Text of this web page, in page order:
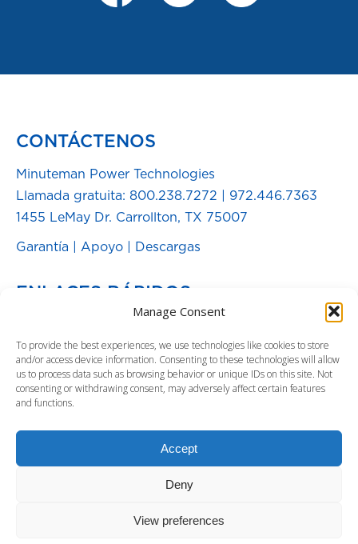
Manage Consent
To provide the best experiences, we use technologies like cookies to store
and/or access device information. Consenting to these technologies will allow
us to process data such as browsing behavior or unique IDs on this site. Not
consenting or withdrawing consent, may adversely affect certain features
and functions.
Accept
Deny
View preferences
CONTÁCTENOS
Minuteman Power Technologies
Llamada gratuita: 800.238.7272
972.446.7363
1455 LeMay Dr. Carrollton, TX 75007
Garantía Apoyo Descargas
ENLACES RÁPIDOS
Blog de Energía
SOLUCIONES
Protectores contra sobretensiones